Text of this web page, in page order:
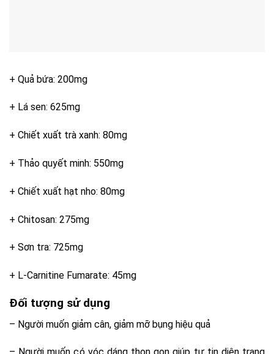
+ Quả bứa: 200mg
+ Lá sen: 625mg
+ Chiết xuất trà xanh: 80mg
+ Thảo quyết minh: 550mg
+ Chiết xuất hạt nho: 80mg
+ Chitosan: 275mg
+ Sơn tra: 725mg
+ L-Carnitine Fumarate: 45mg
Đối tượng sử dụng
– Người muốn giảm cân, giảm mỡ bụng hiệu quả